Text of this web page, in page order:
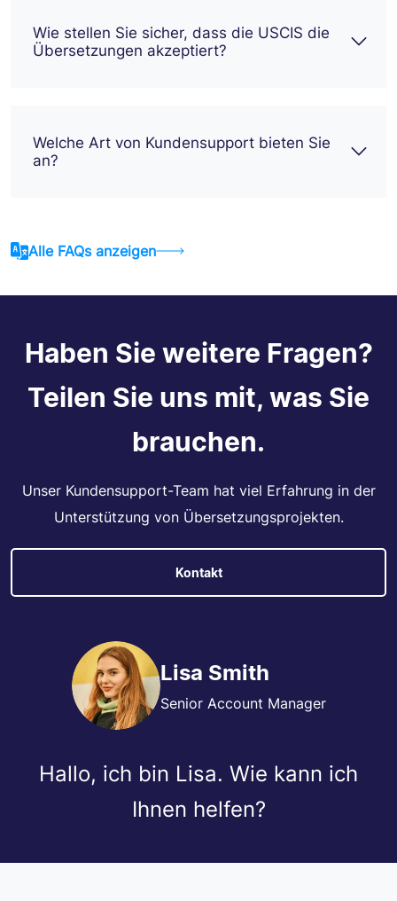
Wie stellen Sie sicher, dass die USCIS die
Übersetzungen akzeptiert?
Welche Art von Kundensupport bieten Sie
an?
Alle FAQs anzeigen
Haben Sie weitere Fragen?
Teilen Sie uns mit, was Sie
brauchen.
Unser Kundensupport-Team hat viel Erfahrung in der
Unterstützung von Übersetzungsprojekten.
Kontakt
Lisa Smith
Senior Account Manager
Hallo, ich bin Lisa. Wie kann ich
Ihnen helfen?